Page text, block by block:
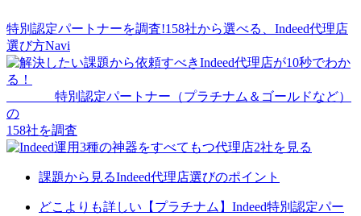
特別認定パートナーを調査!158社から選べる、 Indeed代理店
選び方Navi
特別認定パートナー （プラチナム＆ゴールドなど）
の
158社を調査
課題から見るIndeed代理店選びのポイント
どこよりも詳しい【プラチナム】Indeed特別認定パー